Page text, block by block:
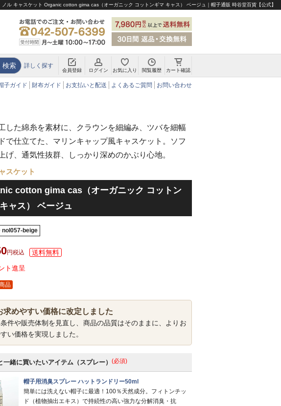
ノル キャスケット Organic cotton gima cas（オーガニック コットンギマ キャス） ベージュ｜帽子通販 時谷堂百貨【公式】
検索 詳しく探す
会員登録 ログイン お気に入り 閲覧履歴 カート確認
子ガイド 財布ガイド お支払いと配送 よくあるご質問 お問い合わせ
した綿糸を素材に、クラウンを細編み、ツバを細幅
で仕立てた、マリンキャップ風キャスケット。ソフ
げ、通気性抜群、しっかり深めのかぶり心地。
スケット
cotton gima cas（オーガニック コットン
ャス） ベージュ
nol057-beige
税込
ト進呈
品
求めやすい価格に改定しました
件や販売体制を見直し、商品の品質はそのままに、よりお
い価格を実現しました。
一緒に買いたいアイテム（スプレー） (必須)
帽子用消臭スプレー ハットランドリー50ml
簡単には洗えない帽子に最適！100％天然成分。フィトンチッ
ド（植物抽出エキス）で持続性の高い強力な分解消臭・抗